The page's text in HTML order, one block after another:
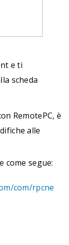
e ti
scheda
RemotePC, è
alle
come segue:
com/rpcne